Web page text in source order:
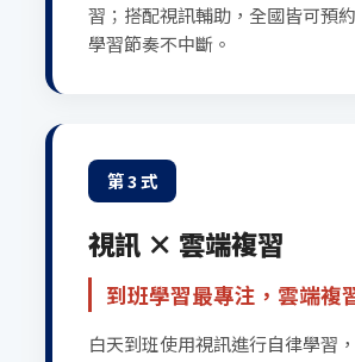
習；搭配視訊輔助，全國皆可預
學習節奏不中斷。
第 3 式
視訊 × 雲端複習
到班學習最專注，雲端複
白天到班使用視訊進行自律學習